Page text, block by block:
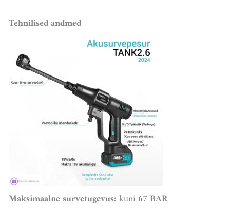
Tehnilised andmed
Maksimaalne survetugevus:kuni 67 BAR